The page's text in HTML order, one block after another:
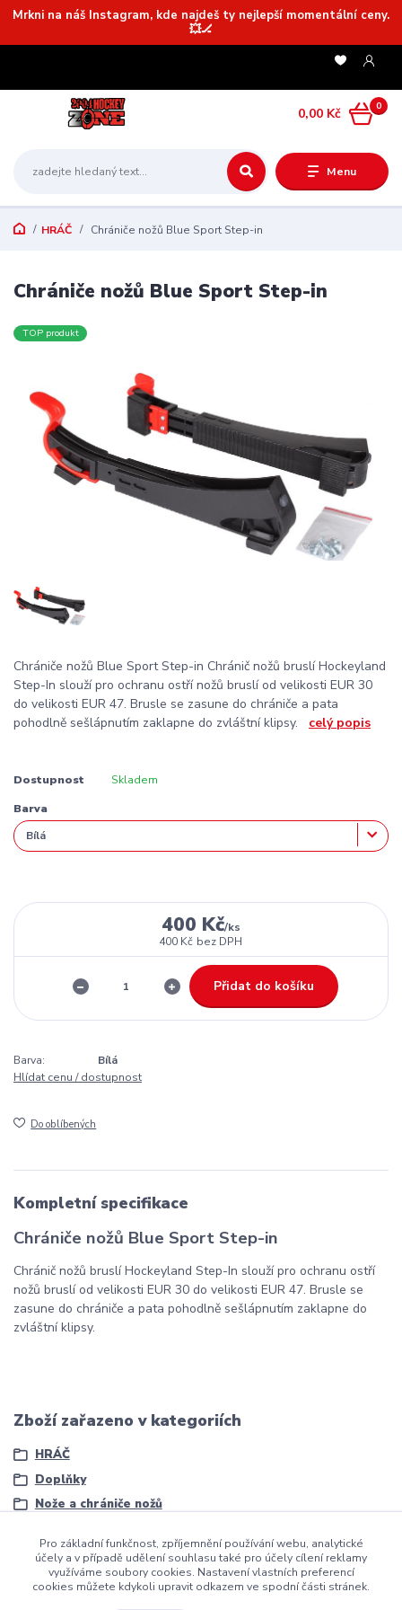
Mrkni na náš Instagram, kde najdeš ty nejlepší momentální ceny.
💥🏒
Menu
0
0,00 Kč
HRÁČ Chrániče nožů Blue Sport Step-in
Chrániče nožů Blue Sport Step-in
TOP produkt
Chrániče nožů Blue Sport Step-in Chránič nožů bruslí Hockeyland
Step-In slouží pro ochranu ostří nožů bruslí od velikosti EUR 30
do velikosti EUR 47. Brusle se zasune do chrániče a pata
pohodlně sešlápnutím zaklapne do zvláštní klipsy. celý popis
Dostupnost Skladem
Barva
400 Kč/ks
400 Kč bez DPH
Přidat do košíku
Barva:
Bílá
Hlídat cenu / dostupnost
Do oblíbených
Kompletní specifikace
Chrániče nožů Blue Sport Step-in
Chránič nožů bruslí Hockeyland Step-In slouží pro ochranu ostří
nožů bruslí od velikosti EUR 30 do velikosti EUR 47. Brusle se
zasune do chrániče a pata pohodlně sešlápnutím zaklapne do
zvláštní klipsy.
Zboží zařazeno v kategoriích
HRÁČ
Doplňky
Nože a chrániče nožů
Pro základní funkčnost, zpříjemnění používání webu, analytické
účely a v případě udělení souhlasu také pro účely cílení reklamy
využíváme soubory cookies. Nastavení vlastních preferencí
cookies můžete kdykoli upravit odkazem ve spodní části stránek.